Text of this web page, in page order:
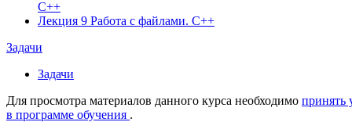
С++
Лекция 9 Работа с файлами. С++
Задачи
Задачи
Для просмотра материалов данного курса необходимо принять
в программе обучения .